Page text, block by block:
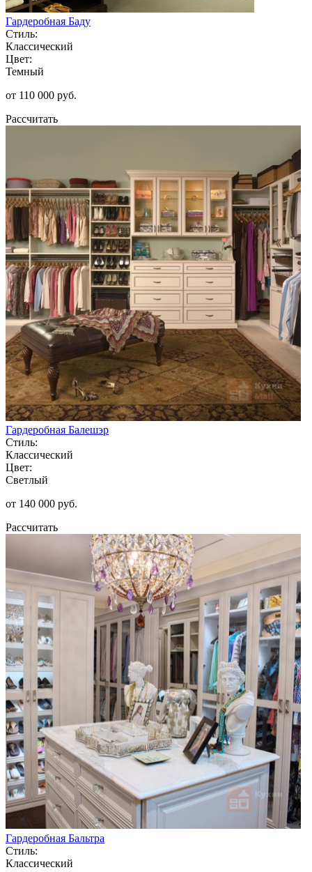
Гардеробная Баду
Стиль:
Классический
Цвет:
Темный
от 110 000 руб.
Рассчитать
Гардеробная Балешэр
Стиль:
Классический
Цвет:
Светлый
от 140 000 руб.
Рассчитать
Гардеробная Бальтра
Стиль:
Классический